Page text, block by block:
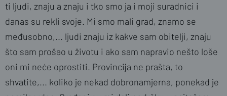
ti ljudi, znaju a znaju i tko smo ja i moji suradnici i
danas su rekli svoje. Mi smo mali grad, znamo se
međusobno,... ljudi znaju iz kakve sam obitelji, znaju
što sam prošao u životu i ako sam napravio nešto loše
oni mi neće oprostiti. Provincija ne prašta, to
shvatite,... koliko je nekad dobronamjerna, ponekad je